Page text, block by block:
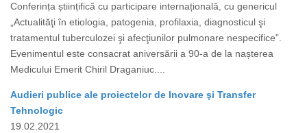
Conferința științifică cu participare internațională, cu genericul
„Actualităţi în etiologia, patogenia, profilaxia, diagnosticul şi
tratamentul tuberculozei şi afecţiunilor pulmonare nespecifice”.
Evenimentul este consacrat aniversării a 90-a de la nașterea
Medicului Emerit Chiril Draganiuc....
Audieri publice ale proiectelor de Inovare şi Transfer
Tehnologic
19.02.2021